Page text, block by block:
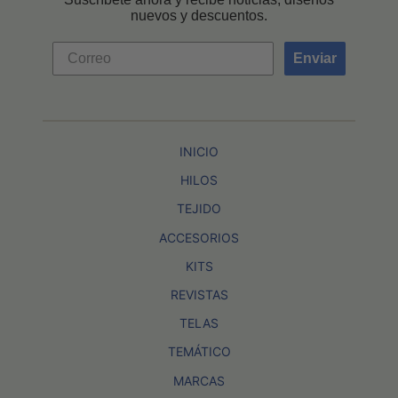
nuevos y descuentos.
Enviar
INICIO
HILOS
TEJIDO
ACCESORIOS
KITS
REVISTAS
TELAS
TEMÁTICO
MARCAS